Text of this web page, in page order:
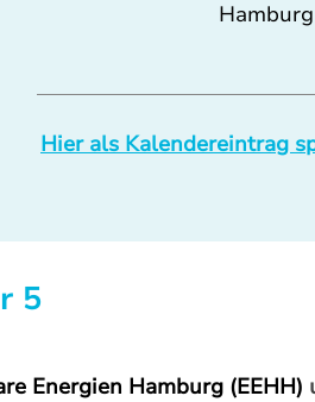
Hamburg
Hier als Kalendereintrag
5
Energien Hamburg (EEHH)